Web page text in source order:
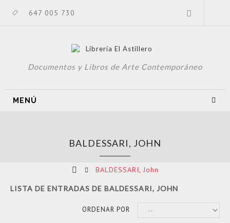
647 005 730
Documentos y Libros de Arte Contemporáneo
MENÚ
BALDESSARI, JOHN
BALDESSARI, John
LISTA DE ENTRADAS DE BALDESSARI, JOHN
ORDENAR POR